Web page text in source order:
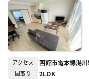
アクセス 函館市電本線湯
間取り 2LDK